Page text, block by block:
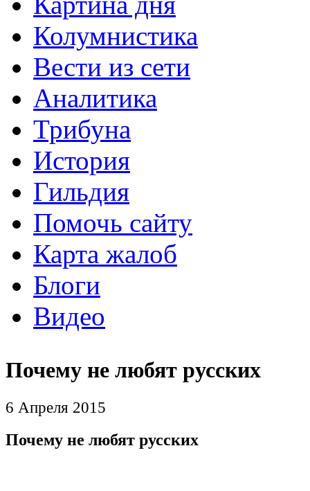
Колумнистика
Вести из сети
Аналитика
Трибуна
История
Гильдия
Помочь сайту
Карта жалоб
Блоги
Видео
Почему не любят русских
6 Апреля 2015
Почему не любят русских